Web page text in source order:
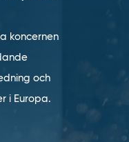
koncernen
och
i Europa.